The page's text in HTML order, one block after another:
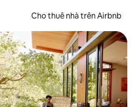
Cho thuê nhà trên Airbnb